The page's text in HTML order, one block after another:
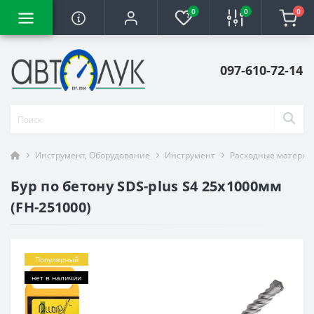
0 0 0
097-610-72-14
Инструмент, Оборудование Инструмент Расходные
Бур по бетону SDS-plus S4 25x1000мм
(FH-251000)
Популярный
нет в наличии